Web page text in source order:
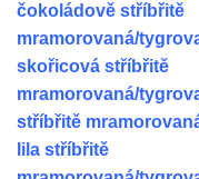
čokoládově stříbřitě
mramorovaná/
skořicová stříbřitě
mramorovaná/
stříbřitě
lila stříbřitě